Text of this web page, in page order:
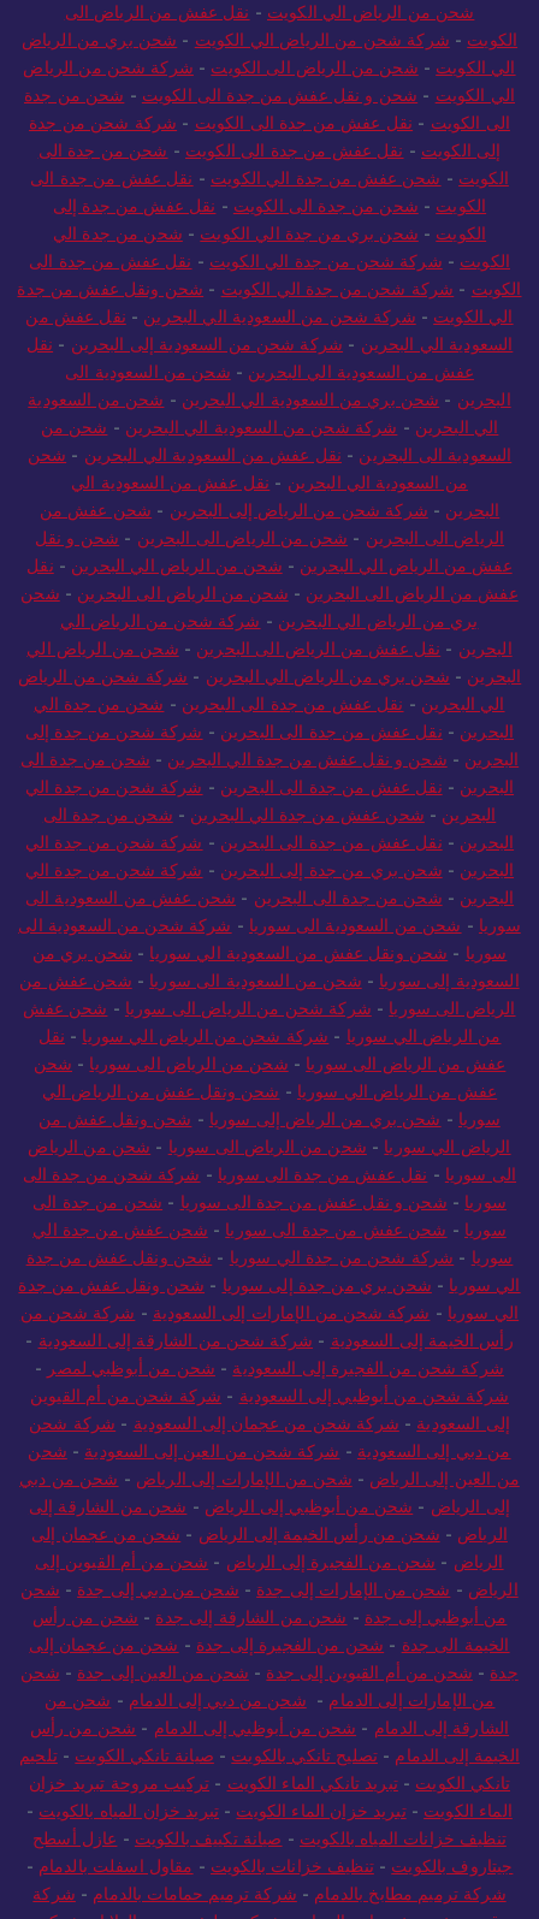
شحن من الرياض الي الكويت - نقل عفش من الرياض الى
الكويت - شركة شحن من الرياض الي الكويت - شحن بري من الرياض
الي الكويت - شحن من الرياض الى الكويت - شركة شحن من الرياض
الي الكويت - شحن و نقل عفش من جدة الى الكويت - شحن من جدة
الى الكويت - نقل عفش من جدة الى الكويت - شركة شحن من جدة
إلى الكويت - نقل عفش من جدة الى الكويت - شحن من جدة الى
الكويت - شحن عفش من جدة الي الكويت - نقل عفش من جدة الى
الكويت - شحن من جدة الى الكويت - نقل عفش من جدة إلى
الكويت - شحن بري من جدة الي الكويت - شحن من جدة الي
الكويت - شركة شحن من جدة الي الكويت - نقل عفش من جدة الى
الكويت - شركة شحن من جدة الي الكويت - شحن ونقل عفش من جدة
الي الكويت - شركة شحن من السعودية الي البحرين - نقل عفش من
السعودية الي البحرين - شركة شحن من السعودية إلى البحرين - نقل
عفش من السعودية الي البحرين - شحن من السعودية الى
البحرين - شحن بري من السعودية الي البحرين - شحن من السعودية
الي البحرين - شركة شحن من السعودية الي البحرين - شحن من
السعودية الى البحرين - نقل عفش من السعودية الي البحرين - شحن
من السعودية الي البحرين - نقل عفش من السعودية الي
البحرين - شركة شحن من الرياض إلى البحرين - شحن عفش من
الرياض الى البحرين - شحن من الرياض الى البحرين - شحن و نقل
عفش من الرياض الي البحرين - شحن من الرياض الي البحرين - نقل
عفش من الرياض الى البحرين - شحن من الرياض الى البحرين - شحن
بري من الرياض الي البحرين - شركة شحن من الرياض الي
البحرين - نقل عفش من الرياض الى البحرين - شحن من الرياض الي
البحرين - شحن بري من الرياض الي البحرين - شركة شحن من الرياض
الي البحرين - نقل عفش من جدة الى البحرين - شحن من جدة الي
البحرين - نقل عفش من جدة الى البحرين - شركة شحن من جدة إلى
البحرين - شحن و نقل عفش من جدة الي البحرين - شحن من جدة الى
البحرين - نقل عفش من جدة الى البحرين - شركة شحن من جدة الي
البحرين - شحن عفش من جدة الي البحرين - شحن من جدة الى
البحرين - نقل عفش من جدة الى البحرين - شركة شحن من جدة الي
البحرين - شحن بري من جدة إلى البحرين - شركة شحن من جدة الي
البحرين - شحن من جدة الى البحرين - شحن عفش من السعودية الى
سوريا - شحن من السعودية الى سوريا - شركة شحن من السعودية الى
سوريا - شحن ونقل عفش من السعودية الي سوريا - شحن بري من
السعودية إلى سوريا - شحن من السعودية الى سوريا - شحن عفش من
الرياض الى سوريا - شركة شحن من الرياض الى سوريا - شحن عفش
من الرياض الي سوريا - شركة شحن من الرياض الي سوريا - نقل
عفش من الرياض الى سوريا - شحن من الرياض الى سوريا - شحن
عفش من الرياض الي سوريا - شحن ونقل عفش من الرياض الي
سوريا - شحن بري من الرياض إلى سوريا - شحن ونقل عفش من
الرياض الي سوريا - شحن من الرياض الى سوريا - شحن من الرياض
الى سوريا - نقل عفش من جدة الى سوريا - شركة شحن من جدة الى
سوريا - شحن و نقل عفش من جدة الى سوريا - شحن من جدة الى
سوريا - شحن عفش من جدة الى سوريا - شحن عفش من جدة الي
سوريا - شركة شحن من جدة الي سوريا - شحن ونقل عفش من جدة
الي سوريا - شحن بري من جدة إلى سوريا - شحن ونقل عفش من جدة
الي سوريا - شركة شحن من الإمارات إلى السعودية - شركة شحن من
رأس الخيمة إلى السعودية - شركة شحن من الشارقة إلى السعودية -
شركة شحن من الفجيرة إلى السعودية - شحن من أبوظبي لمصر -
شركة شحن من أبوظبي إلى السعودية - شركة شحن من أم القيوين
إلى السعودية - شركة شحن من عجمان إلى السعودية - شركة شحن
من دبي إلى السعودية - شركة شحن من العين إلى السعودية - شحن
من العين إلى الرياض - شحن من الإمارات إلى الرياض - شحن من دبي
إلى الرياض - شحن من أبوظبي إلى الرياض - شحن من الشارقة إلى
الرياض - شحن من رأس الخيمة إلى الرياض - شحن من عجمان إلى
الرياض - شحن من الفجيرة إلى الرياض - شحن من أم القيوين إلى
الرياض - شحن من الإمارات إلى جدة - شحن من دبي إلى جدة - شحن
من أبوظبي إلى جدة - شحن من الشارقة إلى جدة - شحن من رأس
الخيمة الى جدة - شحن من الفجيرة إلى جدة - شحن من عجمان إلى
جدة - شحن من أم القيوين إلى جدة - شحن من العين إلى جدة - شحن
من الإمارات إلى الدمام - شحن من دبي إلى الدمام - شحن من
الشارقة إلى الدمام - شحن من أبوظبي إلى الدمام - شحن من رأس
الخيمة إلى الدمام -تصليح تانكي بالكويت - صيانة تانكي الكويت -تلحيم
تانكي الكويت -تبريد تانكي الماء الكويت - تركيب مروحة تبريد خزان
الماء الكويت -تبريد خزان الماء الكويت - تبريد خزان المياه بالكويت -
تنظيف خزانات المياه بالكويت - صيانة تكييف بالكويت - عازل أسطح
جيتاروف بالكويت -تنظيف خزانات بالكويت - مقاول اسفلت بالدمام -
شركة ترميم مطابخ بالدمام - شركة ترميم حمامات بالدمام - شركة